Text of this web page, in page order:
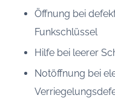
Öffnung bei
Funkschlüssel
Hilfe bei leerer
Notöffnung bei